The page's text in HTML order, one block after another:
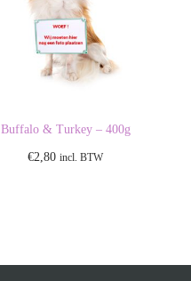
Buffalo & Turkey – 400g
€2,80 incl. BTW